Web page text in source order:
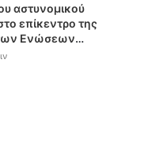
αστυνομικού
επίκεντρο της
Ενώσεων